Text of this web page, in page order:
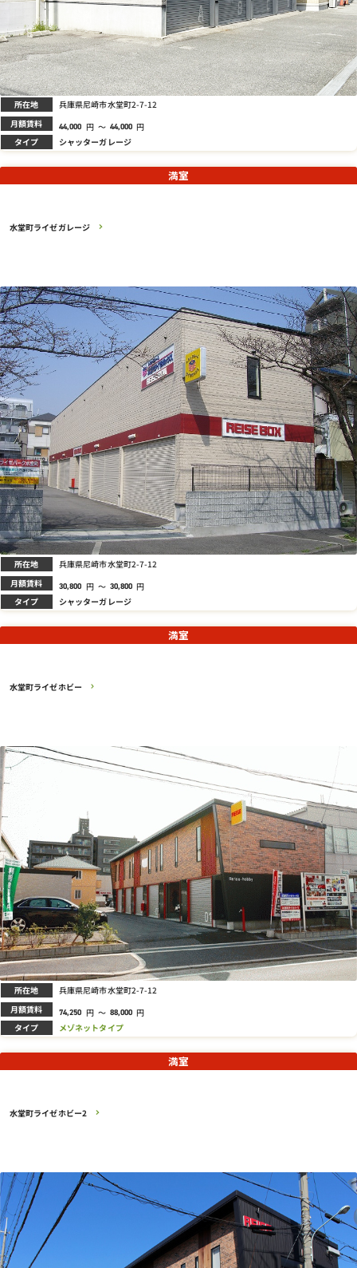
所在地 兵庫県尼崎市水堂町2-7-12
月額賃料 44,000 円 ～ 44,000 円
タイプ シャッターガレージ
水堂町ライゼガレージ
満室
所在地 兵庫県尼崎市水堂町2-7-12
月額賃料 30,800 円 ～ 30,800 円
タイプ シャッターガレージ
水堂町ライゼホビー
満室
所在地 兵庫県尼崎市水堂町2-7-12
月額賃料 74,250 円 ～ 88,000 円
タイプ メゾネットタイプ
水堂町ライゼホビー2
満室